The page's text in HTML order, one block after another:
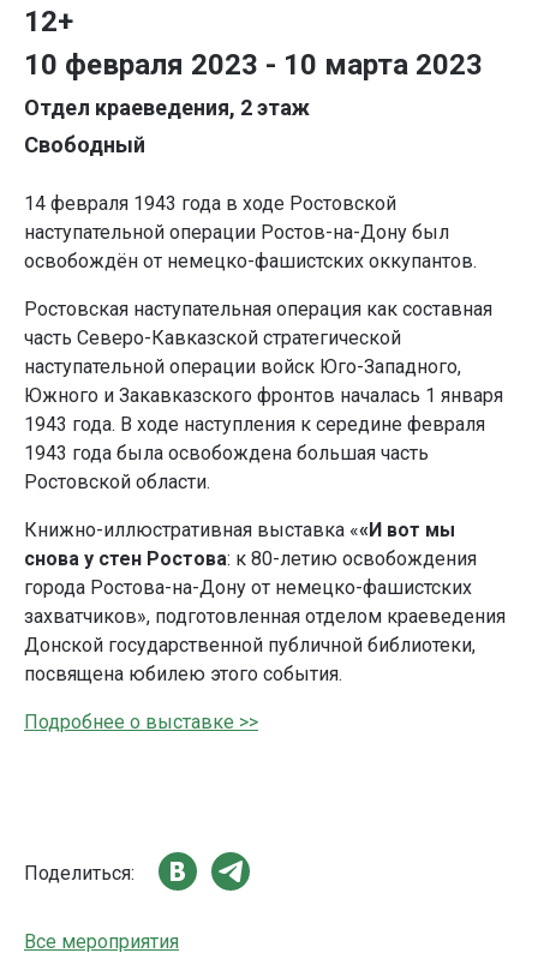
12+
10 февраля 2023 - 10 марта 2023
Отдел краеведения, 2 этаж
Свободный
14 февраля 1943 года в ходе Ростовской
наступательной операции Ростов-на-Дону был
освобождён от немецко-фашистских оккупантов.
Ростовская наступа­тельная операция как составная
часть Северо-Кавказс­кой стратегической
наступательной операции войск Юго-Западного,
Южного и Закавказского фронтов началась 1 января
1943 года. В ходе наступления к середине февраля
1943 года была освобождена большая часть
Ростовской области.
Книжно-иллюстративная выставка ««И вот мы
снова у стен Ростова: к 80-летию освобождения
города Ростова-на-Дону от немецко-фашистских
захватчиков», подготовленная отделом краеведения
Донской государственной публичной библиотеки,
посвящена юбилею этого события.
Подробнее о выставке >>
Поделиться:
Все мероприятия